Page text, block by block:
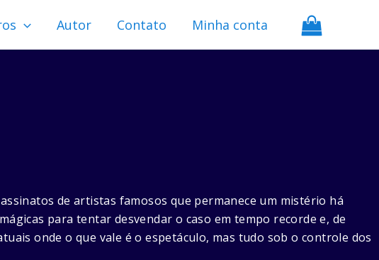
Autor Contato Minha conta
de artistas famosos que permanece um mistério há
para tentar desvendar o caso em tempo recorde e, de
onde o que vale é o espetáculo, mas tudo sob o controle dos